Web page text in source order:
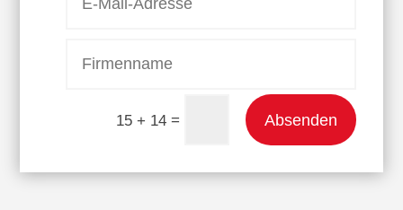
15 + 14= Absenden